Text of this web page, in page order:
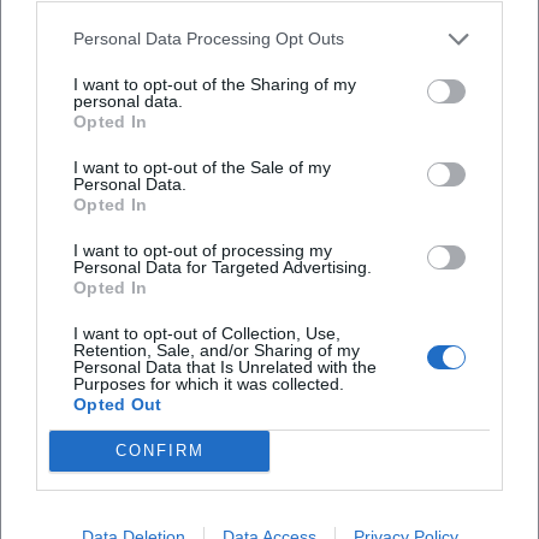
Personal Data Processing Opt Outs
I want to opt-out of the Sharing of my
personal data.
Opted In
I want to opt-out of the Sale of my
Personal Data.
Opted In
I want to opt-out of processing my
Personal Data for Targeted Advertising.
Opted In
I want to opt-out of Collection, Use,
Retention, Sale, and/or Sharing of my
Personal Data that Is Unrelated with the
Purposes for which it was collected.
Opted Out
CONFIRM
Wann findet die Führung statt?
Wo befindet sich der Archäologische Park
Cambodunum?
Was erwartet Besucher bei der Führung?
Wie viel kostet der Eintritt?
Behinderungen?
Findet die Veranstaltung bei jedem Wetter statt?